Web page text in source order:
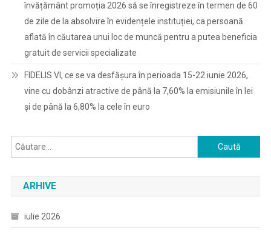
învățământ promoția 2026 să se înregistreze în termen de 60
de zile de la absolvire în evidențele instituției, ca persoană
aflată în căutarea unui loc de muncă pentru a putea beneficia
gratuit de servicii specializate
FIDELIS VI, ce se va desfășura în perioada 15-22 iunie 2026,
vine cu dobânzi atractive de până la 7,60% la emisiunile în lei
și de până la 6,80% la cele în euro
Caută
după:
ARHIVE
iulie 2026